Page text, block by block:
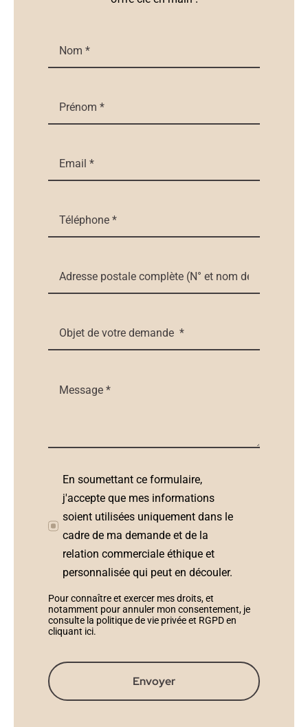
En soumettant ce formulaire,
j'accepte que mes informations
soient utilisées uniquement dans le
cadre de ma demande et de la
relation commerciale éthique et
personnalisée qui peut en découler.
Pour connaître et exercer mes droits, et
notamment pour annuler mon consentement, je
consulte la politique de vie privée et RGPD en
cliquant ici.
Envoyer